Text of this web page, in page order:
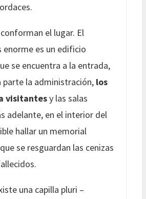
el lugar. El
enorme es un edificio
se encuentra a la entrada,
la administración, los
visitantesy las salas
adelante, en el interior del
hallar un memorial
se resguardan las cenizas
una capilla pluri –